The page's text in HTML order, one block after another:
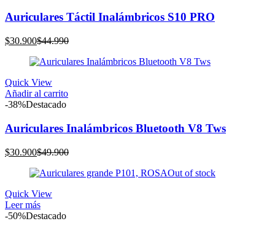
Auriculares Táctil Inalámbricos S10 PRO
$30.900El
actual
$30.900.
$44.990El
original
Quick View
Añadir al carrito
-38%Destacado
Auriculares Inalámbricos Bluetooth V8 Tws
$30.900El
actual
$30.900.
$49.900El
original
Out of stock
Quick View
Leer más
-50%Destacado